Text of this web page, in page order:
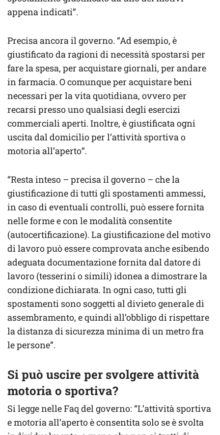
appena indicati”.
Precisa ancora il governo. “Ad esempio, è
giustificato da ragioni di necessità spostarsi per
fare la spesa, per acquistare giornali, per andare
in farmacia. O comunque per acquistare beni
necessari per la vita quotidiana, ovvero per
recarsi presso uno qualsiasi degli esercizi
commerciali aperti. Inoltre, è giustificata ogni
uscita dal domicilio per l’attività sportiva o
motoria all’aperto”.
“Resta inteso – precisa il governo – che la
giustificazione di tutti gli spostamenti ammessi,
in caso di eventuali controlli, può essere fornita
nelle forme e con le modalità consentite
(autocertificazione). La giustificazione del motivo
di lavoro può essere comprovata anche esibendo
adeguata documentazione fornita dal datore di
lavoro (tesserini o simili) idonea a dimostrare la
condizione dichiarata. In ogni caso, tutti gli
spostamenti sono soggetti al divieto generale di
assembramento, e quindi all’obbligo di rispettare
la distanza di sicurezza minima di un metro fra
le persone”.
Si può uscire per svolgere attività
motoria o sportiva?
Si legge nelle Faq del governo: “L’attività sportiva
e motoria all’aperto è consentita solo se è svolta